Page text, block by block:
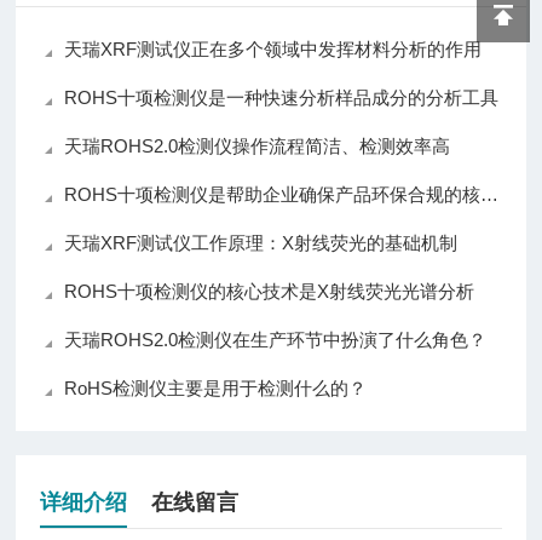
天瑞XRF测试仪正在多个领域中发挥材料分析的作用
ROHS十项检测仪是一种快速分析样品成分的分析工具
天瑞ROHS2.0检测仪操作流程简洁、检测效率高
ROHS十项检测仪是帮助企业确保产品环保合规的核心仪器
天瑞XRF测试仪工作原理：X射线荧光的基础机制
ROHS十项检测仪的核心技术是X射线荧光光谱分析
天瑞ROHS2.0检测仪在生产环节中扮演了什么角色？
RoHS检测仪主要是用于检测什么的？
详细介绍 在线留言